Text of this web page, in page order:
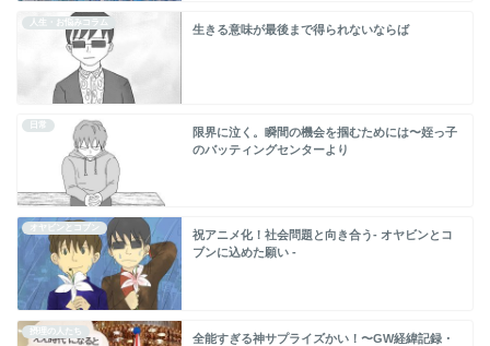
人生・お悩みコラム
生きる意味が最後まで得られないならば
日常
限界に泣く。瞬間の機会を掴むためには〜姪っ子
のバッティングセンターより
オヤビンとコブン
祝アニメ化！社会問題と向き合う- オヤビンとコ
ブンに込めた願い -
摂理の人たち
全能すぎる神サプライズかい！〜GW経緯記録・